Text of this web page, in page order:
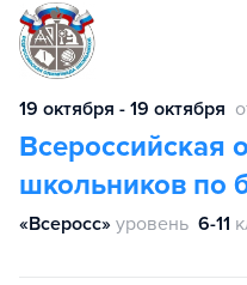
19 октября - 19 октября
Всероссийская
школьников по
«Всеросс» уровень 6-11